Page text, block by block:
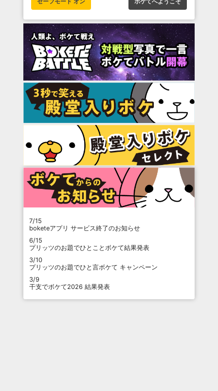
セーフモード オン ボケてへようこそ
7/15
boketeアプリ サービス終了のお知らせ
6/15
プリッツのお題でひとことボケて結果発表
3/10
プリッツのお題でひと言ボケて キャンペーン
3/9
干支でボケて2026 結果発表